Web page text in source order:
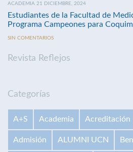
ACADEMIA 21 DICIEMBRE, 2024
Estudiantes de la Facultad de
Programa Campeones para
SIN COMENTARIOS
Revista Reflejos
Categorías
A+S Academia Acreditación
Admisión ALUMNI UCN